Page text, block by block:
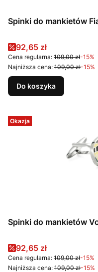
Spinki do mankietów
Cena promocyjna
92,65 zł
Cena regularna: 109,00 zł-15%
Najniższa cena: 109,00 zł-15%
Do koszyka
Okazja
Spinki do mankietów
Cena promocyjna
92,65 zł
Cena regularna: 109,00 zł-15%
Najniższa cena: 109,00 zł-15%